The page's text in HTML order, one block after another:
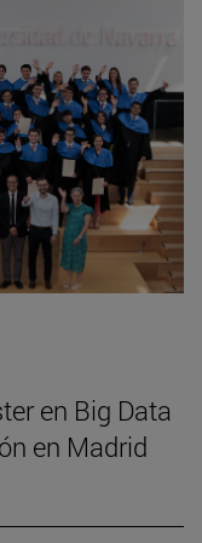
en Big Data
en Madrid